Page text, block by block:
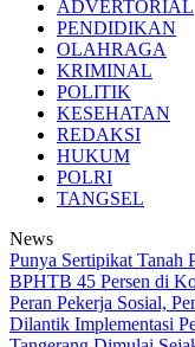
ADVERTORIAL
PENDIDIKAN
OLAHRAGA
KRIMINAL
POLITIK
KESEHATAN
REDAKSI
HUKUM
POLRI
TANGSEL
News
Punya Sertipikat
BPHTB 45 Persen di
Peran Pekerja Sosial,
Dilantik Implementasi